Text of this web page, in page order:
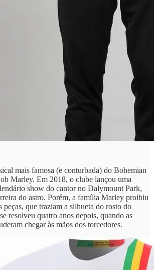
mais famosa (e conturbada) do Bohemian
Marley. Em 2018, o clube lançou uma
show do cantor no Dalymount Park,
do astro. Porém, a família Marley proibiu
peças, que traziam a silhueta do rosto do
resolveu quatro anos depois, quando as
chegar às mãos dos torcedores.